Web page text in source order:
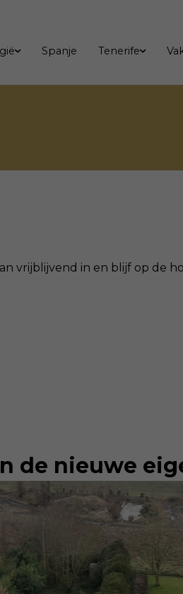
Spanje Tenerife
vrijblijvend in en blijf op de
de nieuwe